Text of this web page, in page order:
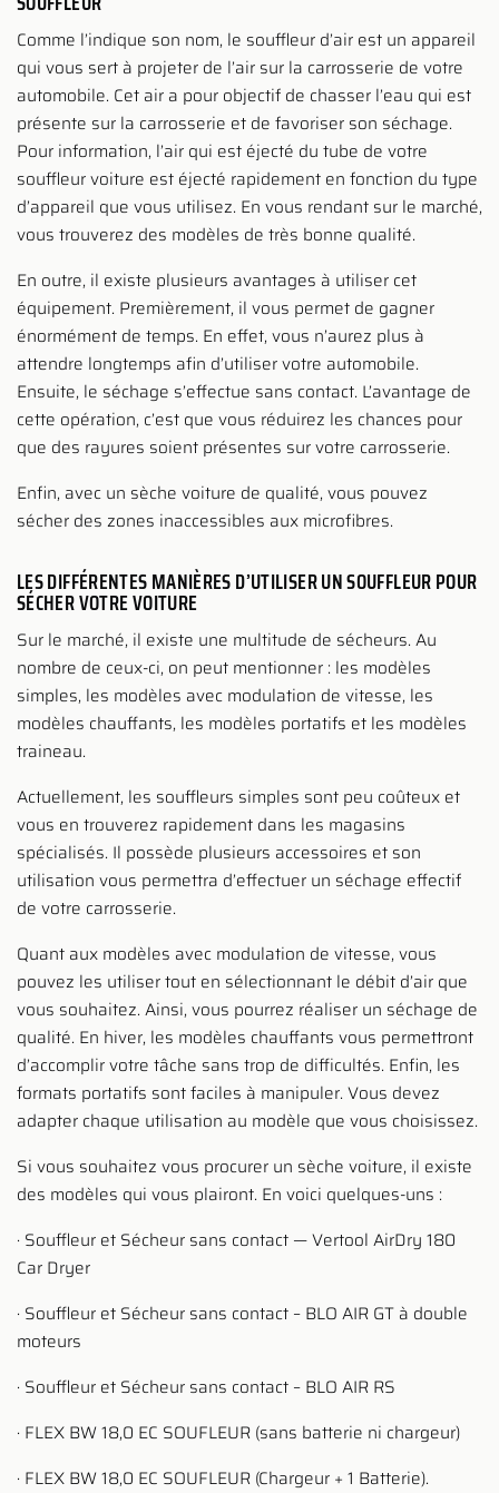
Comme l’indique son nom, le souffleur d’air est un appareil
qui vous sert à projeter de l’air sur la carrosserie de votre
automobile. Cet air a pour objectif de chasser l’eau qui est
présente sur la carrosserie et de favoriser son séchage.
Pour information, l’air qui est éjecté du tube de votre
souffleur voiture est éjecté rapidement en fonction du type
d’appareil que vous utilisez. En vous rendant sur le marché,
vous trouverez des modèles de très bonne qualité.
En outre, il existe plusieurs avantages à utiliser cet
équipement. Premièrement, il vous permet de gagner
énormément de temps. En effet, vous n’aurez plus à
attendre longtemps afin d’utiliser votre automobile.
Ensuite, le séchage s’effectue sans contact. L’avantage de
cette opération, c’est que vous réduirez les chances pour
que des rayures soient présentes sur votre carrosserie.
Enfin, avec un sèche voiture de qualité, vous pouvez
sécher des zones inaccessibles aux microfibres.
LES DIFFÉRENTES MANIÈRES D’UTILISER UN SOUFFLEUR POUR
SÉCHER VOTRE VOITURE
Sur le marché, il existe une multitude de sécheurs. Au
nombre de ceux-ci, on peut mentionner : les modèles
simples, les modèles avec modulation de vitesse, les
modèles chauffants, les modèles portatifs et les modèles
traineau.
Actuellement, les souffleurs simples sont peu coûteux et
vous en trouverez rapidement dans les magasins
spécialisés. Il possède plusieurs accessoires et son
utilisation vous permettra d’effectuer un séchage effectif
de votre carrosserie.
Quant aux modèles avec modulation de vitesse, vous
pouvez les utiliser tout en sélectionnant le débit d’air que
vous souhaitez. Ainsi, vous pourrez réaliser un séchage de
qualité. En hiver, les modèles chauffants vous permettront
d’accomplir votre tâche sans trop de difficultés. Enfin, les
formats portatifs sont faciles à manipuler. Vous devez
adapter chaque utilisation au modèle que vous choisissez.
Si vous souhaitez vous procurer un sèche voiture, il existe
des modèles qui vous plairont. En voici quelques-uns :
· Souffleur et Sécheur sans contact — Vertool AirDry 180
Car Dryer
· Souffleur et Sécheur sans contact – BLO AIR GT à double
moteurs
· Souffleur et Sécheur sans contact – BLO AIR RS
· FLEX BW 18,0 EC SOUFLEUR (sans batterie ni chargeur)
· FLEX BW 18,0 EC SOUFLEUR (Chargeur + 1 Batterie).